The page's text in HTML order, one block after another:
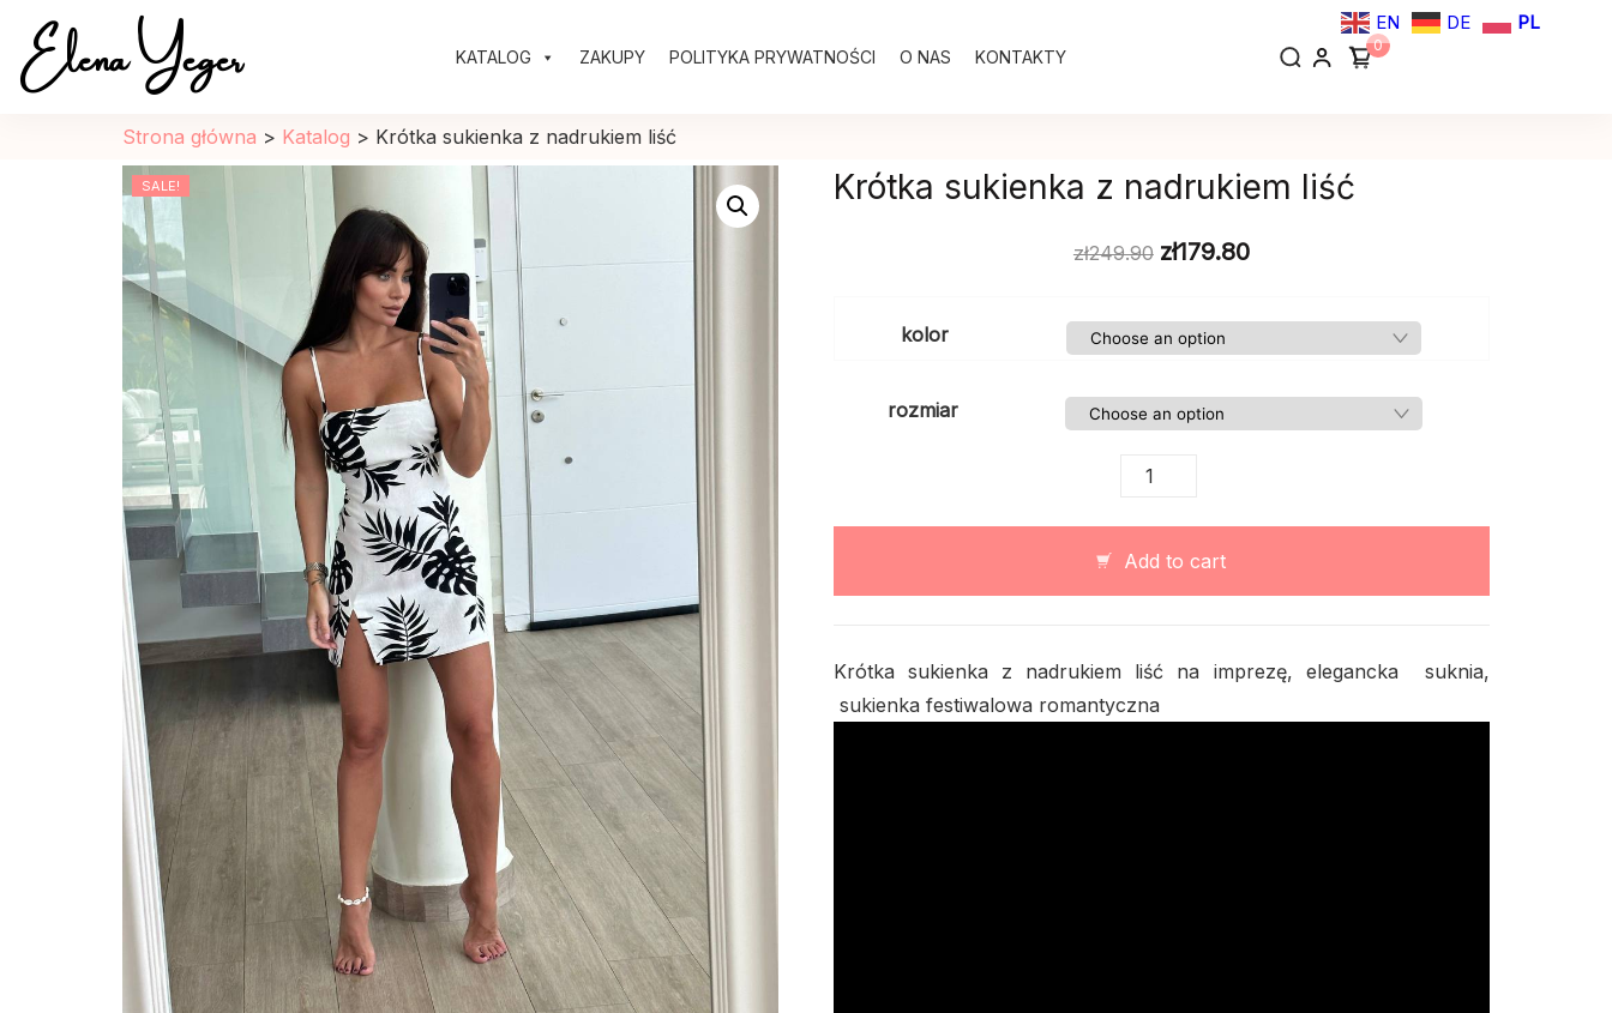
EN DE PL
Elena Yeger
Sklep internetowy odziez damska
KATALOG ZAKUPY POLITYKA PRYWATNOŚCI O NAS KONTAKTY
0
Strona główna > Katalog > Krótka sukienka z nadrukiem liść
SALE! Krótka sukienka z nadrukiem liść
zł249.90 zł179.80
kolor
rozmiar
Krótka
z
nadrukiem
Add to cart
Krótka sukienka z nadrukiem liść na imprezę, elegancka suknia,
sukienka festiwalowa romantyczna